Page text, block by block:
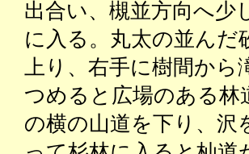
出合い、槻並方向へ少
に入る。丸太の並んだ
上り、右手に樹間から
つめると広場のある林
の横の山道を下り、沢